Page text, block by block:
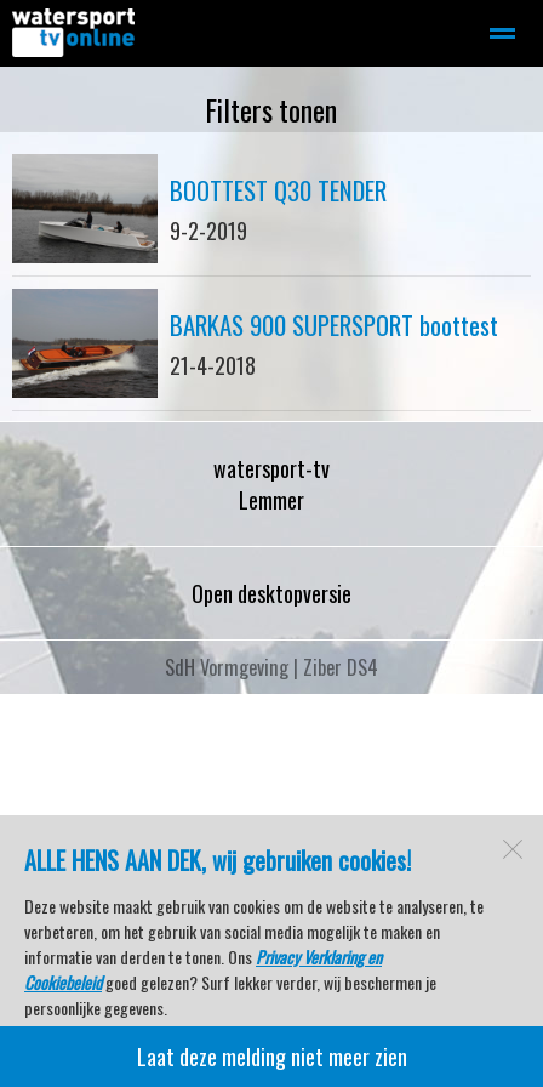
Motorboot-sloep Adverteren
Home Contact Bellen
ALLE HENS AAN DEK, wij gebruiken cookies!
Deze website maakt gebruik van cookies om de website te analyseren, te
verbeteren, om het gebruik van social media mogelijk te maken en
informatie van derden te tonen. OnsPrivacy Verklaring en
Cookiebeleidgoed gelezen? Surf lekker verder, wij beschermen je
persoonlijke gegevens.
Veel kijkplezier met Watersport TV Beleving & Nieuws!
Laat deze melding niet meer zien
Filters tonen
BOOTTEST Q30 TENDER
9-2-2019
BARKAS 900 SUPERSPORT boottest
21-4-2018
watersport-tv
Lemmer
Open desktopversie
SdH Vormgeving | Ziber DS4